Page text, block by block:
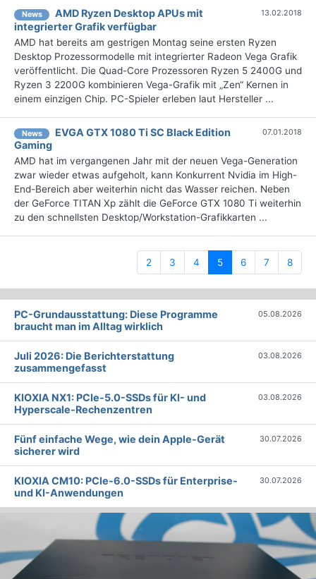
News
AMD Ryzen Desktop APUs mit
integrierter Grafik verfügbar
13.02.2018
AMD hat bereits am gestrigen Montag seine ersten Ryzen
Desktop Prozessormodelle mit integrierter Radeon Vega Grafik
veröffentlicht. Die Quad-Core Prozessoren Ryzen 5 2400G und
Ryzen 3 2200G kombinieren Vega-Grafik mit „Zen“ Kernen in
einem einzigen Chip. PC-Spieler erleben laut Hersteller ...
News
EVGA GTX 1080 Ti SC Black Edition
Gaming
07.01.2018
AMD hat im vergangenen Jahr mit der neuen Vega-Generation
zwar wieder etwas aufgeholt, kann Konkurrent Nvidia im High-
End-Bereich aber weiterhin nicht das Wasser reichen. Neben
der GeForce TITAN Xp zählt die GeForce GTX 1080 Ti weiterhin
zu den schnellsten Desktop/Workstation-Grafikkarten ...
2 3 4 5(current)
6 7 8
PC-Grundausstattung: Diese Programme
braucht man im Alltag wirklich
05.08.2026
Juli 2026: Die Bericht­erstattung
zusammengefasst
03.08.2026
KIOXIA NX1: PCIe-5.0-SSDs für KI- und
Hyperscale-Rechenzentren
03.08.2026
Fünf einfache Wege, wie dein Apple-Gerät
sicherer wird
30.07.2026
KIOXIA CM10: PCIe-6.0-SSDs für Enterprise-
und KI-Anwendungen
30.07.2026